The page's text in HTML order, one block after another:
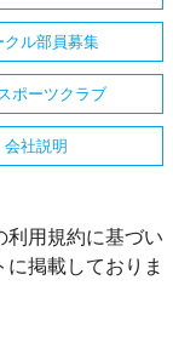
クル部員募集
ポーツクラブ
会社説明
利用規約に基づい
掲載しておりま